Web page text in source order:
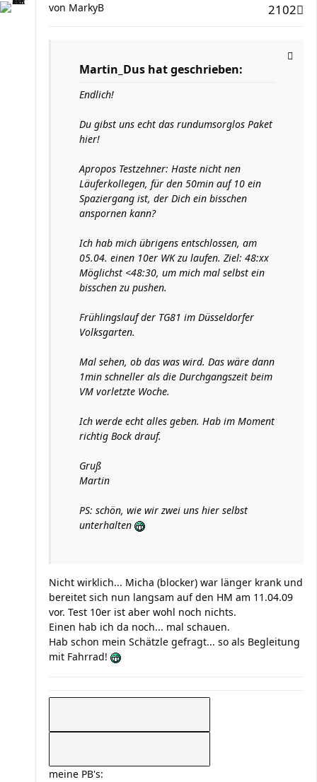
2102
von MarkyB
Martin_Dus hat geschrieben:
Endlich!
Du gibst uns echt das rundumsorglos Paket
hier!
Apropos Testzehner: Haste nicht nen
Läuferkollegen, für den 50min auf 10 ein
Spaziergang ist, der Dich ein bisschen
anspornen kann?
Ich hab mich übrigens entschlossen, am
05.04. einen 10er WK zu laufen. Ziel: 48:xx
Möglichst <48:30, um mich mal selbst ein
bisschen zu pushen.
Frühlingslauf der TG81 im Düsseldorfer
Volksgarten.
Mal sehen, ob das was wird. Das wäre dann
1min schneller als die Durchgangszeit beim
VM vorletzte Woche.
Ich werde echt alles geben. Hab im Moment
richtig Bock drauf.
Gruß
Martin
PS: schön, wie wir zwei uns hier selbst
unterhalten
Nicht wirklich... Micha (blocker) war länger krank und
bereitet sich nun langsam auf den HM am 11.04.09
vor. Test 10er ist aber wohl noch nichts.
Einen hab ich da noch... mal schauen.
Hab schon mein Schätzle gefragt... so als Begleitung
mit Fahrrad!
meine PB's: